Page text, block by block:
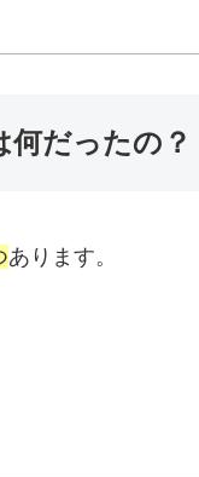
何だったの？
あります。